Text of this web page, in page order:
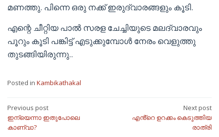
മണത്തു. പിന്നെ ഒരു നക്ക് ഇരുദ്വാരങ്ങളും കൂടി.
എന്റെ ചീറ്റിയ പാൽ സരള ചേച്ചിയുടെ മലദ്വാരവും
പൂറും കൂടി പങ്കിട്ട് എടുക്കുമ്പോൾ നേരം വെളുത്തു
തുടങ്ങിയിരുന്നു..
Posted in Kambikathakal
Post
navigation
Previous post
ഇന്യെന്നാ ഇതുപോലെ
കാണ്വാ?
Next post
എൻ്റെ ഉറക്കം കെടുത്തിയ
രാത്രി